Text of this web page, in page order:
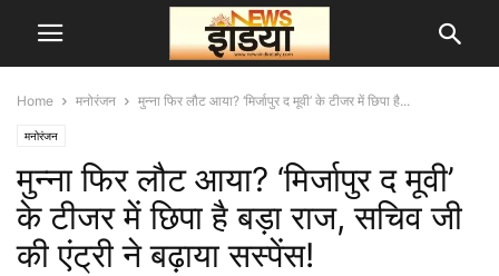
Home मनोरंजन मुन्ना फिर लौट आया? ‘मिर्जापुर द मूवी’ के टीजर में छिपा है...
मनोरंजन
मुन्ना फिर लौट आया? ‘मिर्जापुर द मूवी’
के टीजर में छिपा है बड़ा राज, सचिव जी
की एंट्री ने बढ़ाया सस्पेंस!